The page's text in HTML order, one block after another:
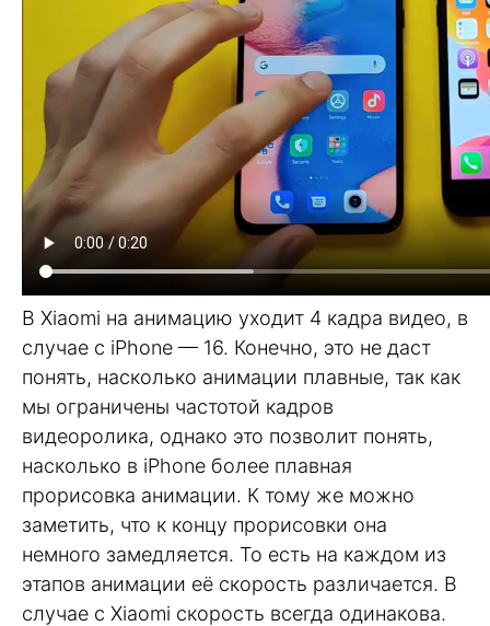
В Xiaomi на анимацию уходит 4 кадра видео, в
случае с iPhone — 16. Конечно, это не даст
понять, насколько анимации плавные, так как
мы ограничены частотой кадров
видеоролика, однако это позволит понять,
насколько в iPhone более плавная
прорисовка анимации. К тому же можно
заметить, что к концу прорисовки она
немного замедляется. То есть на каждом из
этапов анимации её скорость различается. В
случае с Xiaomi скорость всегда одинакова.